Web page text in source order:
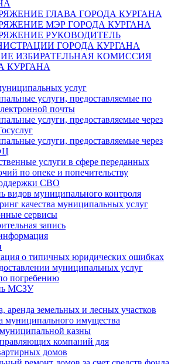
ГЛАВА ГОРОДА КУРГАНА
МЭР ГОРОДА КУРГАНА
РУКОВОДИТЕЛЬ
ГОРОДА КУРГАНА
ИЗБИРАТЕЛЬНАЯ КОМИССИЯ
КУРГАНА
услуг
услуги, предоставляемые по
почты
услуги, предоставляемые через
услуги, предоставляемые через
услуги в сфере переданных
по опеке и попечительству
СВО
видов муниципального контроля
качества муниципальных услуг
сервисы
запись
о типичных юридических ошибках
муниципальных услуг
погребению
МСЗУ
аренда земельных и лесных участков
муниципального имущества
казны
компаний для
домов